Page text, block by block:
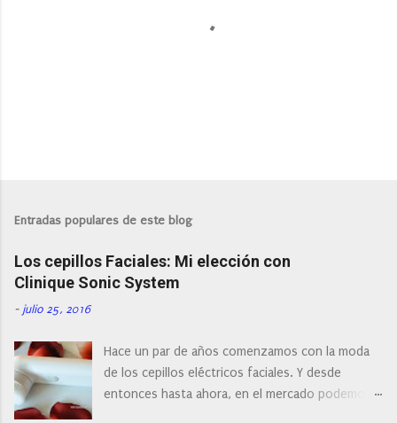
l
a
r
u
n
o
m
e
n
t
a
Entradas populares de este blog
Los cepillos Faciales: Mi elección con
Clinique Sonic System
- julio 25, 2016
Hace un par de años comenzamos con la moda
de los cepillos eléctricos faciales. Y desde
entonces hasta ahora, en el mercado podemos